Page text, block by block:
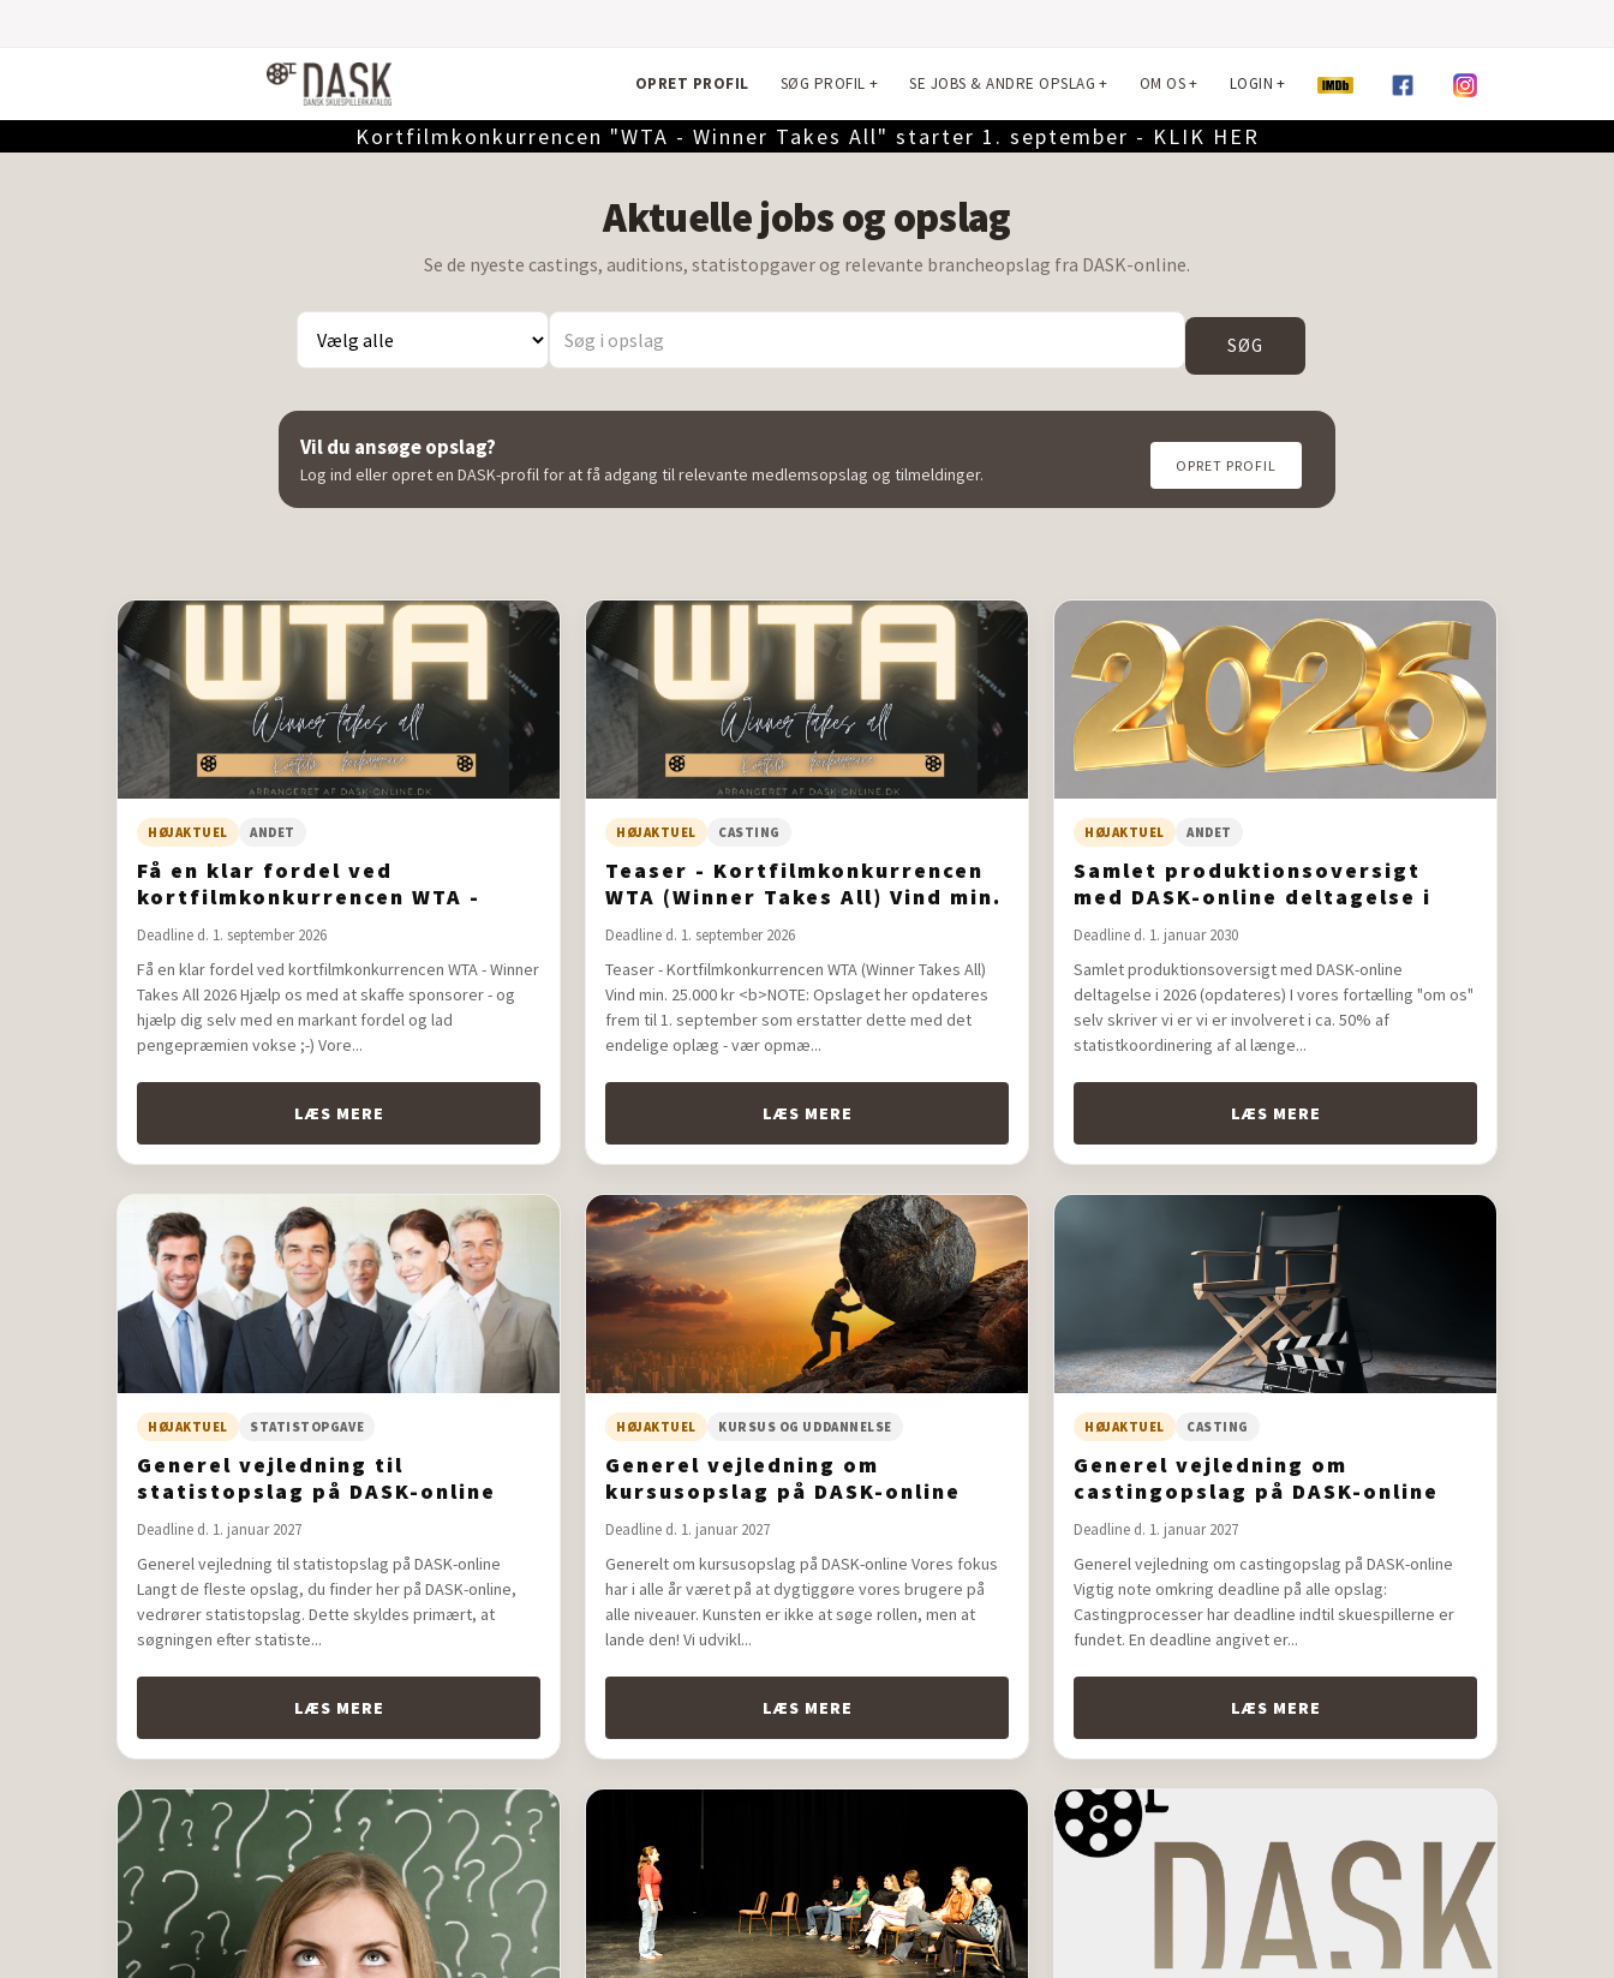
OPRET PROFIL SØG PROFIL + SE JOBS & ANDRE OPSLAG + OM OS+ LOGIN +
Kortfilmkonkurrencen "WTA - Winner Takes All" starter 1. september - KLIK HER
Aktuelle jobs og opslag
Se de nyeste castings, auditions, statistopgaver og relevante brancheopslag fra DASK-online.
SØG
Vil du ansøge opslag?
Log ind eller opret en DASK-profil for at få adgang til relevante medlemsopslag og tilmeldinger. OPRET PROFIL
HØJAKTUEL ANDET
Få en klar fordel ved
kortfilmkonkurrencen WTA -
Winner Takes All 2026
Deadline d. 1. september 2026
Få en klar fordel ved kortfilmkonkurrencen WTA - Winner
Takes All 2026 Hjælp os med at skaffe sponsorer - og
hjælp dig selv med en markant fordel og lad
pengepræmien vokse ;-) Vore...
LÆS MERE
HØJAKTUEL CASTING
Teaser - Kortfilmkonkurrencen
WTA (Winner Takes All) Vind min.
25.000 kr
Deadline d. 1. september 2026
Teaser - Kortfilmkonkurrencen WTA (Winner Takes All)
Vind min. 25.000 kr <b>NOTE: Opslaget her opdateres
frem til 1. september som erstatter dette med det
endelige oplæg - vær opmæ...
LÆS MERE
HØJAKTUEL ANDET
Samlet produktionsoversigt
med DASK-online deltagelse i
2026 (opdateres)
Deadline d. 1. januar 2030
Samlet produktionsoversigt med DASK-online
deltagelse i 2026 (opdateres) I vores fortælling "om os"
selv skriver vi er vi er involveret i ca. 50% af
statistkoordinering af al længe...
LÆS MERE
HØJAKTUEL STATISTOPGAVE
Generel vejledning til
statistopslag på DASK-online
Deadline d. 1. januar 2027
Generel vejledning til statistopslag på DASK-online
Langt de fleste opslag, du finder her på DASK-online,
vedrører statistopslag. Dette skyldes primært, at
søgningen efter statiste...
LÆS MERE
HØJAKTUEL KURSUS OG UDDANNELSE
Generel vejledning om
kursusopslag på DASK-online
Deadline d. 1. januar 2027
Generelt om kursusopslag på DASK-online Vores fokus
har i alle år været på at dygtiggøre vores brugere på
alle niveauer. Kunsten er ikke at søge rollen, men at
lande den! Vi udvikl...
LÆS MERE
HØJAKTUEL CASTING
Generel vejledning om
castingopslag på DASK-online
Deadline d. 1. januar 2027
Generel vejledning om castingopslag på DASK-online
Vigtig note omkring deadline på alle opslag:
Castingprocesser har deadline indtil skuespillerne er
fundet. En deadline angivet er...
LÆS MERE